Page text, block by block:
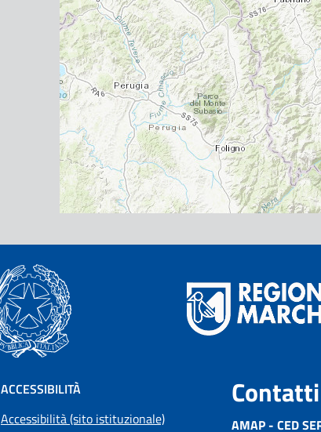
ACCESSIBILITÀ
Accessibilità (sito istituzionale)
Contatti
AMAP - CED